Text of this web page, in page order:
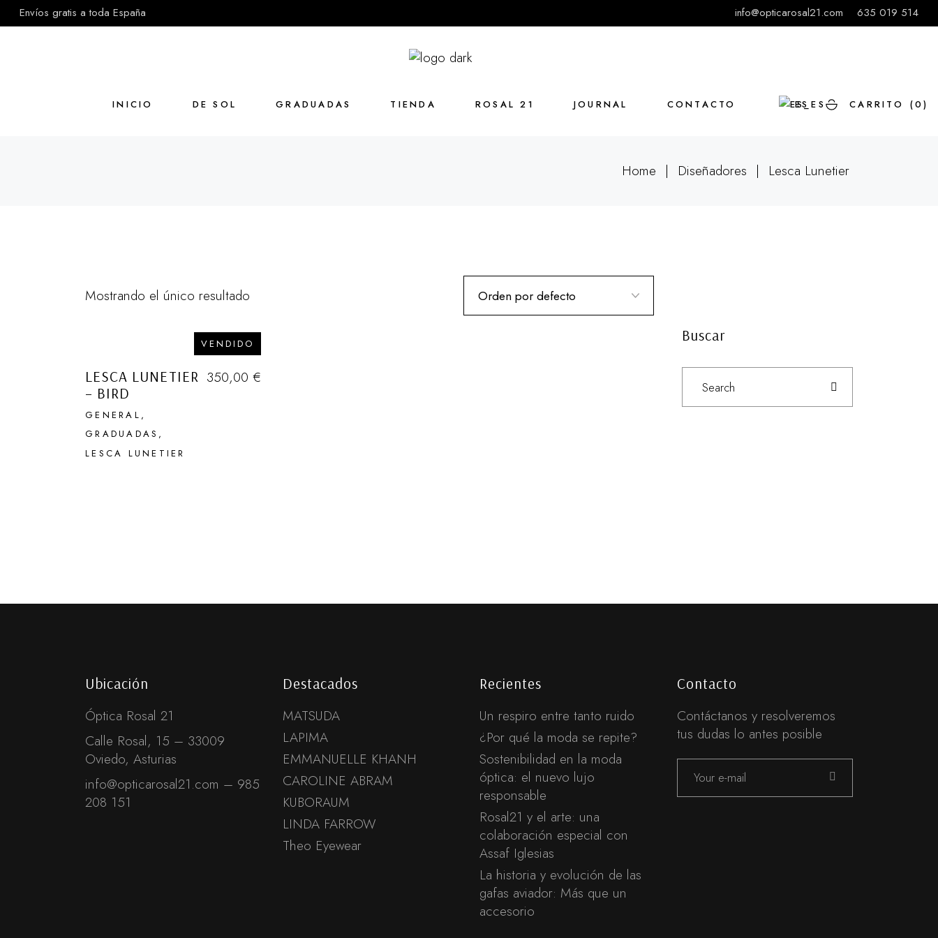
Skip
the
Envíos gratis a toda España info@opticarosal21.com 635 019 514
INICIO DE SOL GRADUADAS TIENDA ROSAL 21 JOURNAL CONTACTO ES
EN
CARRITO (0)
Home Diseñadores Lesca Lunetier
Mostrando el único resultado
VENDIDO
LESCA LUNETIER
– BIRD
GENERAL
GRADUADAS
LESCA LUNETIER
350,00 €
Buscar
Search
Ubicación
Óptica Rosal 21
Calle Rosal, 15 – 33009
Oviedo, Asturias
info@opticarosal21.com – 985
208 151
Destacados
MATSUDA
LAPIMA
EMMANUELLE KHANH
CAROLINE ABRAM
KUBORAUM
LINDA FARROW
Theo Eyewear
Recientes
Un respiro entre tanto ruido
¿Por qué la moda se repite?
Sostenibilidad en la moda
óptica: el nuevo lujo
responsable
Rosal21 y el arte: una
colaboración especial con
Assaf Iglesias
La historia y evolución de las
gafas aviador: Más que un
accesorio
Contacto
Contáctanos y resolveremos
tus dudas lo antes posible
nosotros …